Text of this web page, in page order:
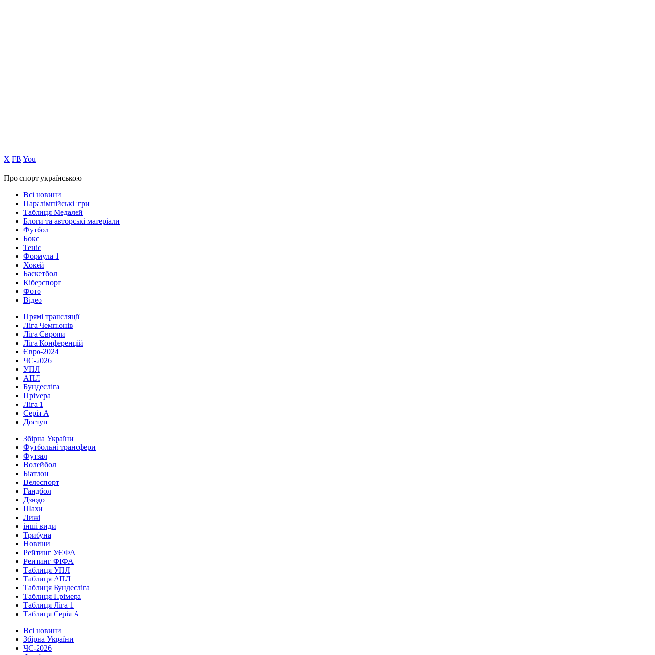
Х FB You
Про спорт українською
Всі новини
Паралімпійські ігри
Таблиця Медалей
Блоги та авторські матеріали
Футбол
Бокс
Теніс
Формула 1
Хокей
Баскетбол
Кіберспорт
Фото
Відео
Прямі трансляції
Ліга Чемпіонів
Ліга Європи
Ліга Конференцій
Євро-2024
ЧС-2026
УПЛ
АПЛ
Бундесліга
Прімера
Ліга 1
Серія А
Доступ
Збірна України
Футбольні трансфери
Футзал
Волейбол
Біатлон
Велоспорт
Гандбол
Дзюдо
Шахи
Лижі
інші види
Трибуна
Новини
Рейтинг УЄФА
Рейтинг ФІФА
Таблиця УПЛ
Таблиця АПЛ
Таблиця Бундесліга
Таблиця Прімера
Таблиця Ліга 1
Таблиця Серія А
Всі новини
Збірна України
ЧС-2026